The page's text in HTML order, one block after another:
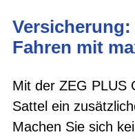
Fahren mit
Mit der ZEG PLUS
Sattel ein
Machen Sie sich